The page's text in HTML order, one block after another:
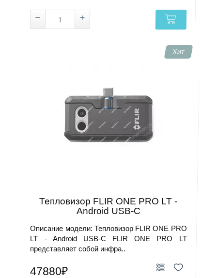
Хит
Тепловизор FLIR ONE PRO LT -
Android USB-C
Описание модели: Тепловизор FLIR ONE PRO
LT - Android USB-C FLIR ONE PRO LT
представляет собой инфра..
47880₽